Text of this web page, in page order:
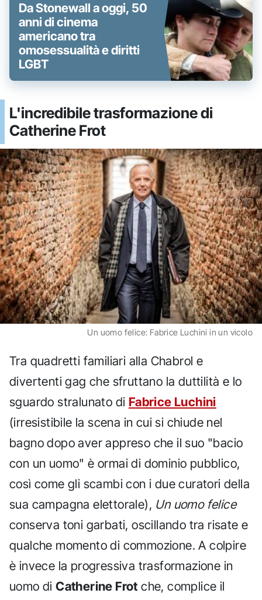
Da Stonewall a oggi, 50
anni di cinema
americano tra
omosessualità e diritti
LGBT
L'incredibile trasformazione di
Catherine Frot
Un uomo felice: Fabrice Luchini in un vicolo
Tra quadretti familiari alla Chabrol e
divertenti gag che sfruttano la duttilità e lo
sguardo stralunato di Fabrice Luchini
(irresistibile la scena in cui si chiude nel
bagno dopo aver appreso che il suo "bacio
con un uomo" è ormai di dominio pubblico,
così come gli scambi con i due curatori della
sua campagna elettorale), Un uomo felice
conserva toni garbati, oscillando tra risate e
qualche momento di commozione. A colpire
è invece la progressiva trasformazione in
uomo diCatherine Frot che, complice il